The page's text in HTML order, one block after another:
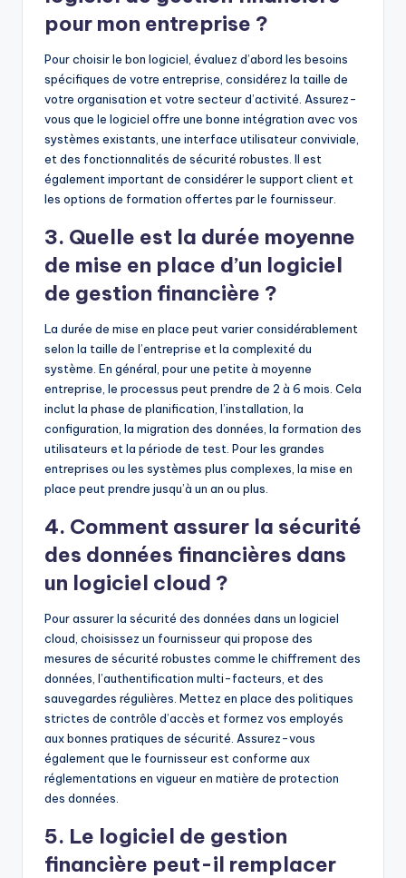
pour mon entreprise ?
Pour choisir le bon logiciel, évaluez d’abord les besoins
spécifiques de votre entreprise, considérez la taille de
votre organisation et votre secteur d’activité. Assurez-
vous que le logiciel offre une bonne intégration avec vos
systèmes existants, une interface utilisateur conviviale,
et des fonctionnalités de sécurité robustes. Il est
également important de considérer le support client et
les options de formation offertes par le fournisseur.
3. Quelle est la durée moyenne
de mise en place d’un logiciel
de gestion financière ?
La durée de mise en place peut varier considérablement
selon la taille de l’entreprise et la complexité du
système. En général, pour une petite à moyenne
entreprise, le processus peut prendre de 2 à 6 mois. Cela
inclut la phase de planification, l’installation, la
configuration, la migration des données, la formation des
utilisateurs et la période de test. Pour les grandes
entreprises ou les systèmes plus complexes, la mise en
place peut prendre jusqu’à un an ou plus.
4. Comment assurer la sécurité
des données financières dans
un logiciel cloud ?
Pour assurer la sécurité des données dans un logiciel
cloud, choisissez un fournisseur qui propose des
mesures de sécurité robustes comme le chiffrement des
données, l’authentification multi-facteurs, et des
sauvegardes régulières. Mettez en place des politiques
strictes de contrôle d’accès et formez vos employés
aux bonnes pratiques de sécurité. Assurez-vous
également que le fournisseur est conforme aux
réglementations en vigueur en matière de protection
des données.
5. Le logiciel de gestion
financière peut-il remplacer